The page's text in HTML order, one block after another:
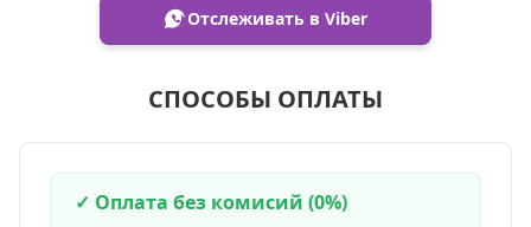
Отслеживать в Viber
СПОСОБЫ ОПЛАТЫ
✓ Оплата без комисий (0%)